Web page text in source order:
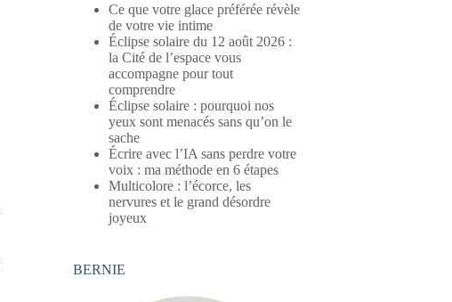
Ce que votre glace préférée révèle
de votre vie intime
Éclipse solaire du 12 août 2026 :
la Cité de l’espace vous
accompagne pour tout
comprendre
Éclipse solaire : pourquoi nos
yeux sont menacés sans qu’on le
sache
Écrire avec l’IA sans perdre votre
voix : ma méthode en 6 étapes
Multicolore : l’écorce, les
nervures et le grand désordre
joyeux
BERNIE